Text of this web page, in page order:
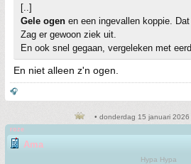
[..]
Gele ogen en een ingevallen koppie.
Zag er gewoon ziek uit.
En ook snel gegaan, vergeleken met
En niet alleen z'n ogen.
🎧
• donderdag 15 januari 2026
roze
Ama
Hypa Hypa